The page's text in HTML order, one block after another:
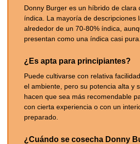
Donny Burger es un híbrido de clara
índica. La mayoría de descripciones
alrededor de un 70-80% índica,
presentan como una índica casi pura.
¿Es apta para principiantes?
Puede cultivarse con relativa
el ambiente, pero su potencia alta y
hacen que sea más recomendable
con cierta experiencia o con un
preparado.
¿Cuándo se cosecha Donny